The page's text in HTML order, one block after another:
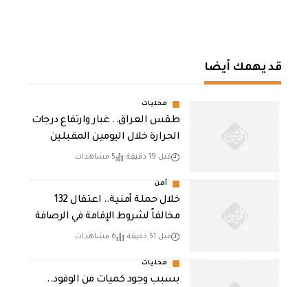
قد يهمك أيضا
محليات
طقس العراق.. غبار وارتفاع درجات
الحرارة خلال اليومين المقبلين
قبل 19 دقيقة 5 مشاهدات
أمن
خلال حملة أمنية.. اعتقال 132
مخالفاً لشروط الإقامة في الرصافة
قبل 51 دقيقة 6 مشاهدات
محليات
بسبب وجود كميات من الوقود..